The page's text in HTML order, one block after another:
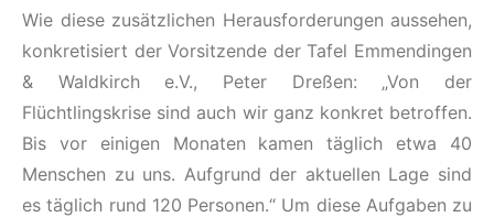
Wie diese zusätzlichen Herausforderungen aussehen,
konkretisiert der Vorsitzende der Tafel Emmendingen
& Waldkirch e.V., Peter Dreßen: „Von der
Flüchtlingskrise sind auch wir ganz konkret betroffen.
Bis vor einigen Monaten kamen täglich etwa 40
Menschen zu uns. Aufgrund der aktuellen Lage sind
es täglich rund 120 Personen.“ Um diese Aufgaben zu